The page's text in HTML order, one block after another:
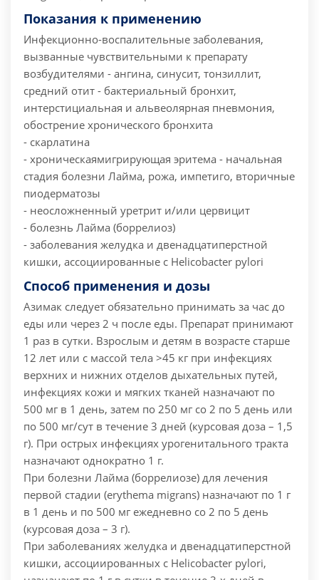
Показания к применению
Инфекционно-воспалительные заболевания,
вызванные чувствительными к препарату
возбудителями - ангина, синусит, тонзиллит,
средний отит - бактериальный бронхит,
интерстициальная и альвеолярная пневмония,
обострение хронического бронхита
- скарлатина
- хроническаямигрирующая эритема - начальная
стадия болезни Лайма, рожа, импетиго, вторичные
пиодерматозы
- неосложненный уретрит и/или цервицит
- болезнь Лайма (боррелиоз)
- заболевания желудка и двенадцатиперстной
кишки, ассоциированные с Helicobacter pylori
Способ применения и дозы
Азимак следует обязательно принимать за час до
еды или через 2 ч после еды. Препарат принимают
1 раз в сутки. Взрослым и детям в возрасте старше
12 лет или с массой тела >45 кг при инфекциях
верхних и нижних отделов дыхательных путей,
инфекциях кожи и мягких тканей назначают по
500 мг в 1 день, затем по 250 мг со 2 по 5 день или
по 500 мг/сут в течение 3 дней (курсовая доза – 1,5
г). При острых инфекциях урогенитального тракта
назначают однократно 1 г.
При болезни Лайма (боррелиозе) для лечения
первой стадии (erythema migrans) назначают по 1 г
в 1 день и по 500 мг ежедневно со 2 по 5 день
(курсовая доза – 3 г).
При заболеваниях желудка и двенадцатиперстной
кишки, ассоциированных с Helicobacter pylori,